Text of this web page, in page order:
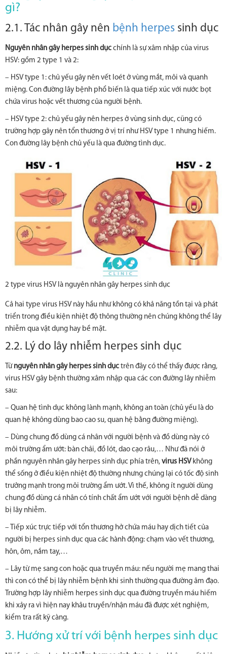
gì?
2.1. Tác nhân gây nên bệnh herpes sinh dục
Nguyên nhân gây herpes sinh dục chính là sự xâm nhập của virus
HSV: gồm 2 type 1 và 2:
– HSV type 1: chủ yếu gây nên vết loét ở vùng mắt, môi và quanh
miệng. Con đường lây bệnh phổ biến là qua tiếp xúc với nước bọt
chứa virus hoặc vết thương của người bệnh.
– HSV type 2: chủ yếu gây nên herpes ở vùng sinh dục, cũng có
trường hợp gây nên tổn thương ở vị trí như HSV type 1 nhưng hiếm.
Con đường lây bệnh chủ yếu là qua đường tình dục.
2 type virus HSV là nguyên nhân gây herpes sinh dục
Cả hai type virus HSV này hầu như không có khả năng tồn tại và phát
triển trong điều kiện nhiệt độ thông thường nên chúng không thể lây
nhiễm qua vật dụng hay bề mặt.
2.2. Lý do lây nhiễm herpes sinh dục
Từ nguyên nhân gây herpes sinh dục trên đây có thể thấy được rằng,
virus HSV gây bệnh thường xâm nhập qua các con đường lây nhiễm
sau:
– Quan hệ tình dục không lành mạnh, không an toàn (chủ yếu là do
quan hệ không dùng bao cao su, quan hệ bằng đường miệng).
– Dùng chung đồ dùng cá nhân với người bệnh và đồ dùng này có
môi trường ẩm ướt: bàn chải, đồ lót, dao cạo râu,… Như đã nói ở
phần nguyên nhân gây herpes sinh dục phía trên, virus HSVkhông
thể sống ở điều kiện nhiệt độ thường nhưng chúng lại có tốc độ sinh
trưởng mạnh trong môi trường ẩm ướt. Vì thế, không ít người dùng
chung đồ dùng cá nhân có tính chất ẩm ướt với người bệnh dễ dàng
bị lây nhiễm.
– Tiếp xúc trực tiếp với tổn thương hở chứa máu hay dịch tiết của
người bị herpes sinh dục qua các hành động: chạm vào vết thương,
hôn, ôm, nắm tay,…
– Lây từ mẹ sang con hoặc qua truyền máu: nếu người mẹ mang thai
thì con có thể bị lây nhiễm bệnh khi sinh thường qua đường âm đạo.
Trường hợp lây nhiễm herpes sinh dục qua đường truyền máu hiếm
khi xảy ra vì hiện nay khâu truyền/nhận máu đã được xét nghiệm,
kiểm tra rất kỹ càng.
3. Hướng xử trí với bệnh herpes sinh dục